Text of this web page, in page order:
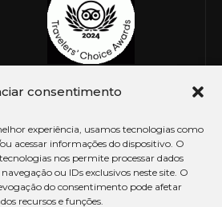
consentimento
experiência, usamos tecnologias como
acessar informações do dispositivo. O
nos permite processar dados
ou IDs exclusivos neste site. O
do consentimento pode afetar
recursos e funções.
Le Canton. Todos os direitos